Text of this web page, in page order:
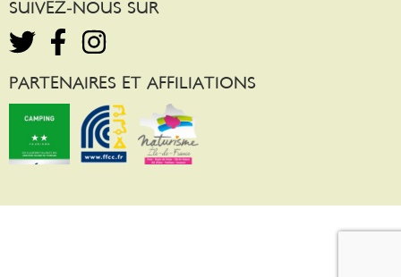
SUIVEZ-NOUS SUR
PARTENAIRES ET AFFILIATIONS